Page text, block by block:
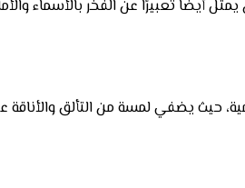
تعبيرًا عن الفخر بالأسماء
حيث يضفي لمسة من التألق